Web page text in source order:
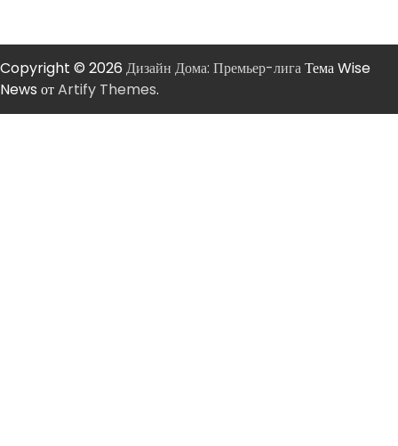
Copyright © 2026 Дизайн Дома: Премьер-лигаТема Wise
News отArtify Themes.